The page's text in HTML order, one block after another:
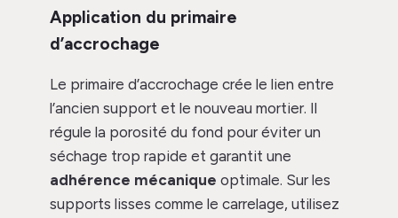
Application du primaire
d’accrochage
Le primaire d’accrochage crée le lien entre
l’ancien support et le nouveau mortier. Il
régule la porosité du fond pour éviter un
séchage trop rapide et garantit une
adhérence mécanique optimale. Sur les
supports lisses comme le carrelage, utilisez